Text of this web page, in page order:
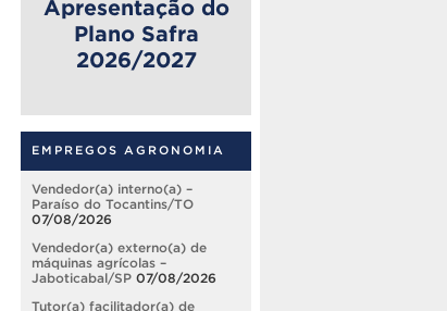
Apresentação do
Plano Safra
2026/2027
EMPREGOS AGRONOMIA
Vendedor(a) interno(a) –
Paraíso do Tocantins/TO
07/08/2026
Vendedor(a) externo(a) de
máquinas agrícolas –
Jaboticabal/SP 07/08/2026
Tutor(a) facilitador(a) de